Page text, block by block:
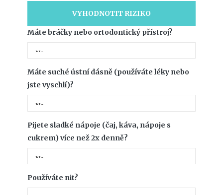
Používáte nit?
Pijete sladké nápoje (čaj, káva, nápoje s
cukrem) více než 2x denně?
Máte suché ústní dásně (používáte léky nebo
jste vyschlí)?
Máte bráčky nebo ortodontický přístroj?
VYHODNOTIT RIZIKO